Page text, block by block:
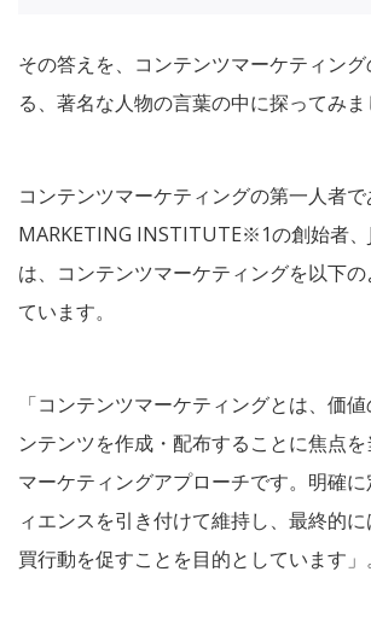
その答えを、コンテンツマーケティン
る、著名な人物の言葉の中に探ってみま
コンテンツマーケティングの第一人者
MARKETING INSTITUTE※1の創始者
は、コンテンツマーケティングを以下
ています。
「コンテンツマーケティングとは、価
ンテンツを作成・配布することに焦点
マーケティングアプローチです。明確
ィエンスを引き付けて維持し、最終的
買行動を促すことを目的としています」。